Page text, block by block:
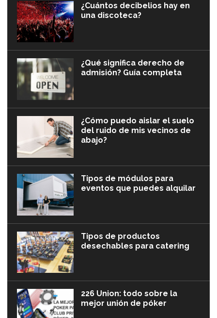
¿Cuántos decibelios hay en
una discoteca?
¿Qué significa derecho de
admisión? Guía completa
¿Cómo puedo aislar el suelo
del ruido de mis vecinos de
abajo?
Tipos de módulos para
eventos que puedes alquilar
Tipos de productos
desechables para catering
226 Union: todo sobre la
mejor unión de póker